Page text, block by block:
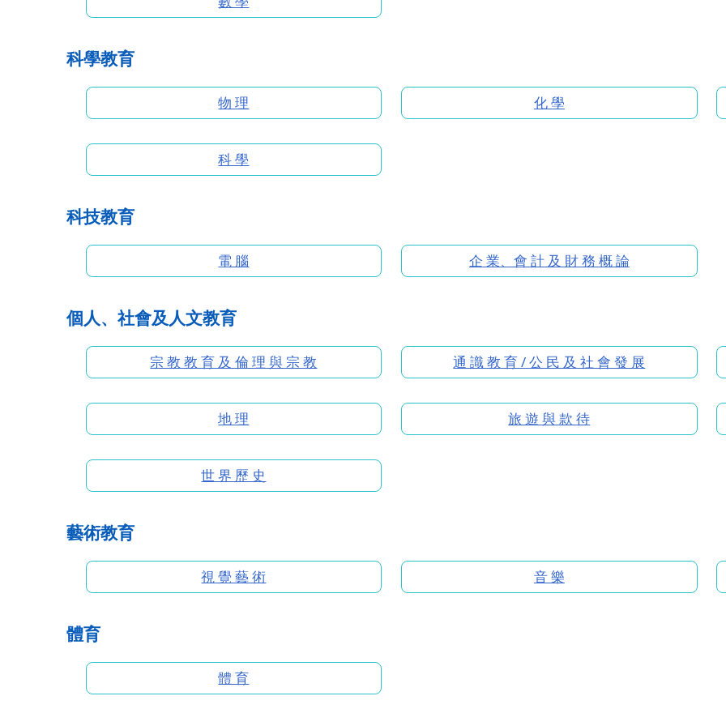
科學教育
物 理 化 學
科 學
科技教育
電 腦 企 業、會 計 及 財 務 概 論
個人、社會及人文教育
宗 教 教 育 及 倫 理 與 宗 教 通 識 教 育 / 公 民 及 社 會 發 展
地 理 旅 遊 與 款 待
世 界 歷 史
藝術教育
視 覺 藝 術 音 樂
體育
體 育